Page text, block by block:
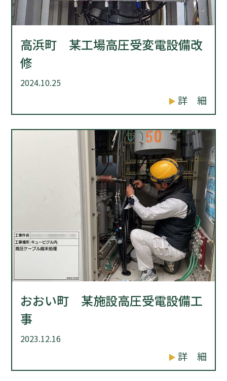
高浜町 某工場高圧受変電設備改
修
2024.10.25
詳 細
おおい町 某施設高圧受電設備工
事
2023.12.16
詳 細